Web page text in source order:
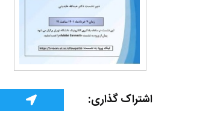
اشتراک گذاری:
0+
پرونده گزارش